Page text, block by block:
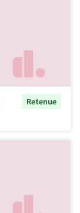
Retenue